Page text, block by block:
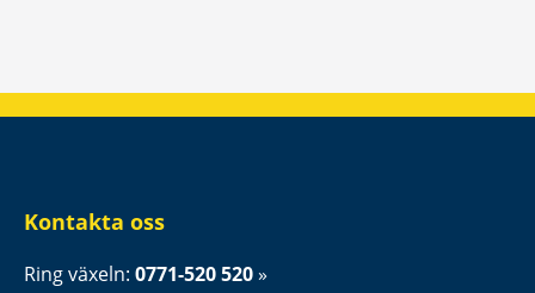
Kontakta oss
Ring växeln: 0771-520 520